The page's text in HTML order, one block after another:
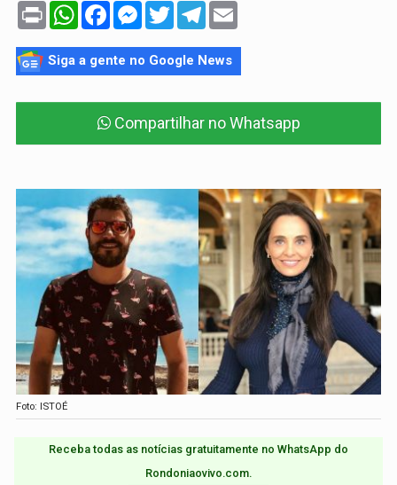
Print WhatsAppFacebookMessenger
TwitterTelegram
Siga a gente no Google News
Compartilhar no Whatsapp
Foto: ISTOÉ
Receba todas as notícias gratuitamente no WhatsApp do
Rondoniaovivo.com.​